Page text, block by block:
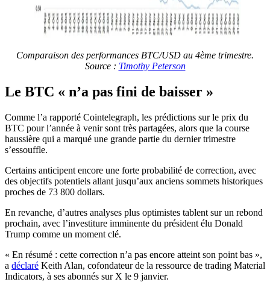
Comparaison des performances BTC/USD au 4ème trimestre.
Source : Timothy Peterson
Le BTC « n’a pas fini de baisser »
Comme l’a rapporté Cointelegraph, les prédictions sur le prix du
BTC pour l’année à venir sont très partagées, alors que la course
haussière qui a marqué une grande partie du dernier trimestre
s’essouffle.
Certains anticipent encore une forte probabilité de correction, avec
des objectifs potentiels allant jusqu’aux anciens sommets historiques
proches de 73 800 dollars.
En revanche, d’autres analyses plus optimistes tablent sur un rebond
prochain, avec l’investiture imminente du président élu Donald
Trump comme un moment clé.
« En résumé : cette correction n’a pas encore atteint son point bas »,
a déclaré Keith Alan, cofondateur de la ressource de trading Material
Indicators, à ses abonnés sur X le 9 janvier.